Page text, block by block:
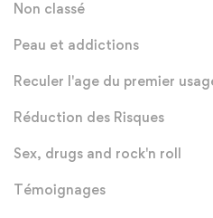
Non classé
Peau et addictions
Reculer l'age du premier
Réduction des Risques
Sex, drugs and rock'n roll
Témoignages